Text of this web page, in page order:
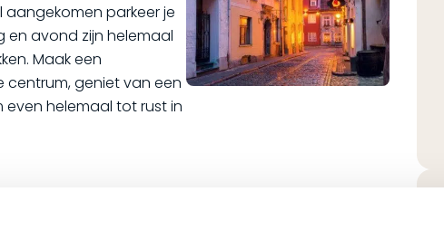
aangekomen parkeer je
en avond zijn helemaal
Maak een
geniet van een
even helemaal tot rust in
ontdekken.